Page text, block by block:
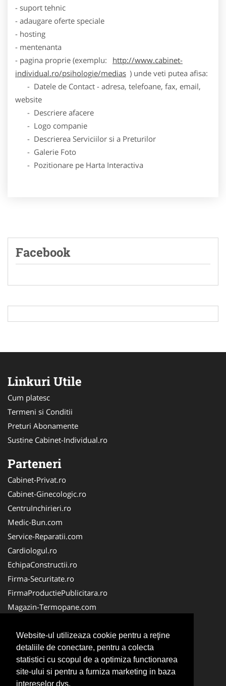
Website-ul utilizeaza cookie pentru a reţine
detaliile de conectare, pentru a colecta
statistici cu scopul de a optimiza functionarea
site-ului si pentru a furniza marketing in baza
intereselor dvs.
- suport tehnic
- adaugare oferte speciale
- hosting
- mentenanta
- pagina proprie (exemplu:
http://www.cabinet-
individual.ro/psihologie/medias ) unde veti putea afisa:
- Datele de Contact - adresa, telefoane, fax, email,
website
- Descriere afacere
- Logo companie
- Descrierea Serviciilor si a Preturilor
- Galerie Foto
- Pozitionare pe Harta Interactiva
Facebook
Linkuri Utile
Cum platesc
Termeni si Conditii
Preturi Abonamente
Sustine Cabinet-Individual.ro
Parteneri
Cabinet-Privat.ro
Cabinet-Ginecologic.ro
CentruInchirieri.ro
Medic-Bun.com
Service-Reparatii.com
Cardiologul.ro
EchipaConstructii.ro
Firma-Securitate.ro
FirmaProductiePublicitara.ro
Magazin-Termopane.com
CramaVinuri.ro
FirmaTractariAuto.ro
InstalatiiSolare.com
Pescaresc.ro